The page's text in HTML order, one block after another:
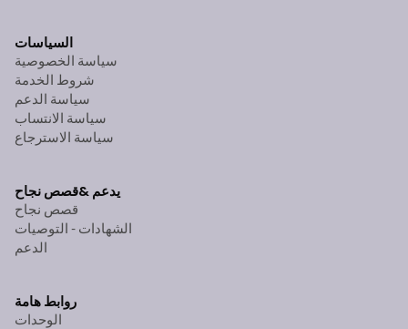
السياسات
سياسة الخصوصية
شروط الخدمة
سياسة الدعم
سياسة الانتساب
سياسة الاسترجاع
يدعم &قصص نجاح
قصص نجاح
الشهادات - التوصيات
الدعم
روابط هامة
الوحدات